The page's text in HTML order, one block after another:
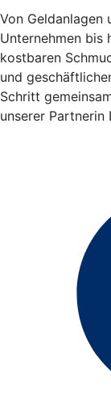
Von Geldanlagen
Unternehmen bis
kostbaren
und
Schritt
unserer Partnerin